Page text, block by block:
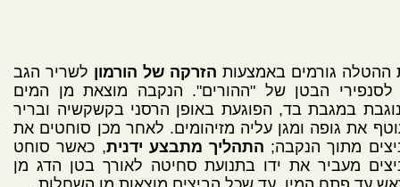
ההטלה גורמים באמצעות הזרקה של הורמון לשריר הגב
לסנפירי הבטן של "ההורים". הנקבה מוצאת מן המים
במגבת בד, הפוגעת באופן הרסני בקשקשיה ובריר
את גופה ומגן עליה מזיהומים. לאחר מכן סוחטים את
מתוך הנקבה; התהליך מתבצע ידנית, כאשר סוחט
מעביר את ידו בתנועת סחיטה לאורך בטן הדג מן